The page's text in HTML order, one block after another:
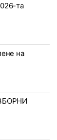
та
на